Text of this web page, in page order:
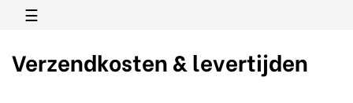
Toggle
navigation
☰
Verzendkosten & levertijden